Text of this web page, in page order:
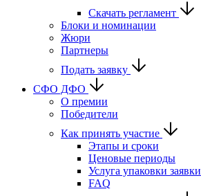
Скачать регламент
Блоки и номинации
Жюри
Партнеры
Подать заявку
CФО ДФО
О премии
Победители
Как принять участие
Этапы и сроки
Ценовые периоды
Услуга упаковки заявки
FAQ